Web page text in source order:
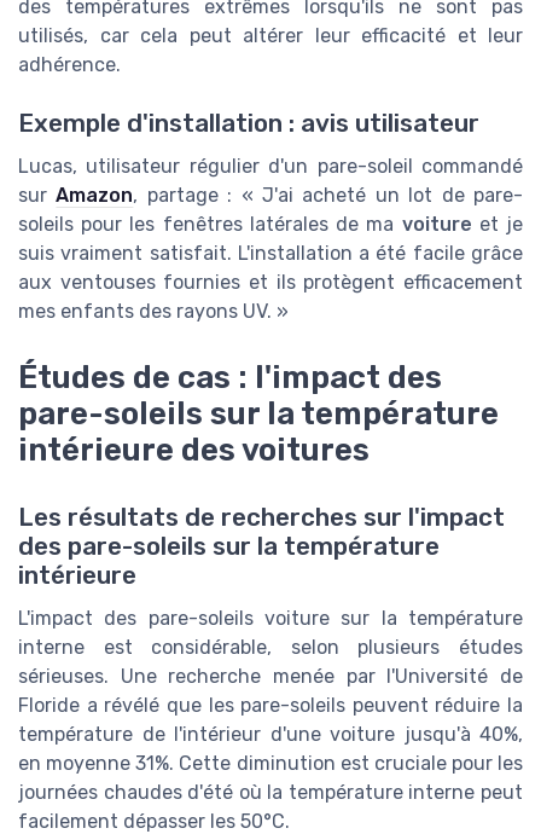
des températures extrêmes lorsqu'ils ne sont pas
utilisés, car cela peut altérer leur efficacité et leur
adhérence.
Exemple d'installation : avis utilisateur
Lucas, utilisateur régulier d'un pare-soleil commandé
surAmazon, partage : « J'ai acheté un lot de pare-
soleils pour les fenêtres latérales de ma voiture et je
suis vraiment satisfait. L'installation a été facile grâce
aux ventouses fournies et ils protègent efficacement
mes enfants des rayons UV. »
Études de cas : l'impact des
pare-soleils sur la température
intérieure des voitures
Les résultats de recherches sur l'impact
des pare-soleils sur la température
intérieure
L'impact des pare-soleils voiture sur la température
interne est considérable, selon plusieurs études
sérieuses. Une recherche menée par l'Université de
Floride a révélé que les pare-soleils peuvent réduire la
température de l'intérieur d'une voiture jusqu'à 40%,
en moyenne 31%. Cette diminution est cruciale pour les
journées chaudes d'été où la température interne peut
facilement dépasser les 50°C.